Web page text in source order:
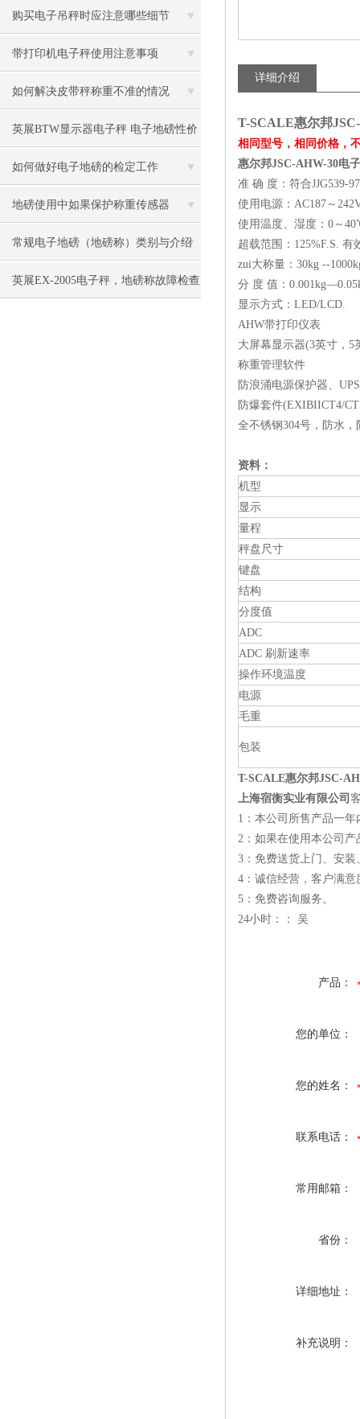
购买电子吊秤时应注意哪些细节
带打印机电子秤使用注意事项
如何解决皮带秤称重不准的情况
英展BTW显示器电子秤 电子地磅性价
比高
如何做好电子地磅的检定工作
地磅使用中如果保护称重传感器
常规电子地磅（地磅称）类别与介绍
英展EX-2005电子秤，地磅称故障检查
详细介绍
T-SCALE惠尔邦
相同型号，相同价格，
惠尔邦JSC-AHW-30电
准 确 度：符合JJG539-
使用电源：AC187～
使用温度、湿度：0～
超载范围：125%F.S. 有
zui大称量：30kg --
分 度 值：
显示方式：LED/LCD.
AHW带打印仪表
大屏幕显示器(3英寸，5
称重管理软件
防浪涌电源保护器、
防爆套件(EXIBIICT4/
全不锈钢304号，防水，
资料：
机型
显示
量程
秤盘尺寸
键盘
结构
分度值
ADC
ADC 刷新速率
操作环境温度
电源
毛重
包装
T-SCALE惠尔邦JSC-
上海宿衡实业有限公司
1：本公司所售产品一
2：如果在使用本公司
3：免费送货上门、安装
4：诚信经营，客户满意
5：免费咨询服务。
24小时：： 吴
产品：
您的单位：
您的姓名：
联系电话：
常用邮箱：
省份：
详细地址：
补充说明：